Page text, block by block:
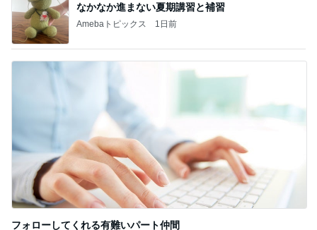
なかなか進まない夏期講習と補習
Amebaトピックス 1日前
フォローしてくれる有難いパート仲間